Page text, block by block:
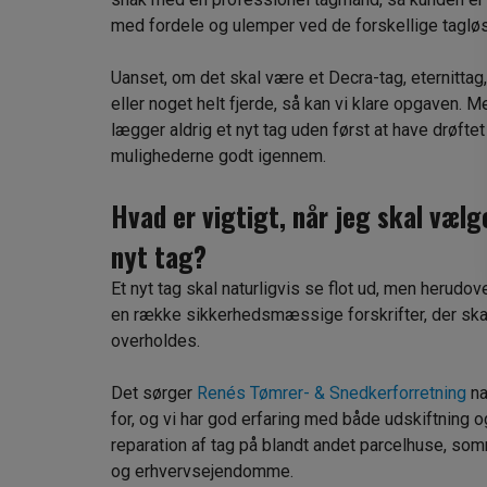
med fordele og ulemper ved de forskellige
Uanset, om det skal være et Decra-tag, eternittag,
eller noget helt fjerde, så kan vi klare opgaven.
lægger aldrig et nyt tag uden først at have drøftet
mulighederne godt igennem.
Hvad er vigtigt, når jeg skal
nyt tag?
Et nyt tag skal naturligvis se flot ud, men
en række sikkerhedsmæssige forskrifter, der skal
overholdes.
Det sørger Renés Tømrer- & Snedkerforretning
for, og vi har god erfaring med både udskiftning
reparation af tag på blandt andet parcelhuse,
og erhvervsejendomme.